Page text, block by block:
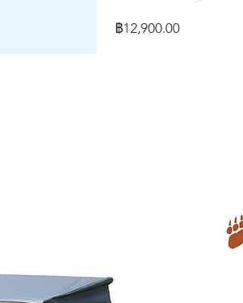
฿12,900.00ราคา